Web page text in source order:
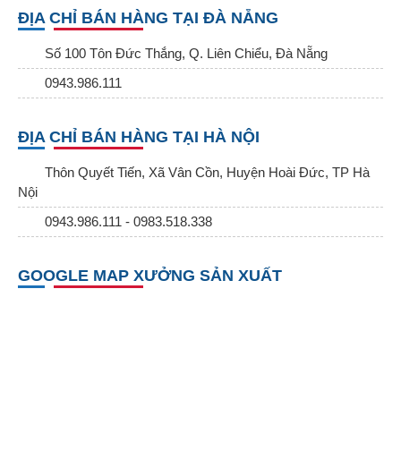
ĐỊA CHỈ BÁN HÀNG TẠI ĐÀ NẴNG
Số 100 Tôn Đức Thắng, Q. Liên Chiểu, Đà Nẵng
0943.986.111
ĐỊA CHỈ BÁN HÀNG TẠI HÀ NỘI
Thôn Quyết Tiến, Xã Vân Cồn, Huyện Hoài Đức, TP Hà
Nội
0943.986.111 - 0983.518.338
GOOGLE MAP XƯỞNG SẢN XUẤT